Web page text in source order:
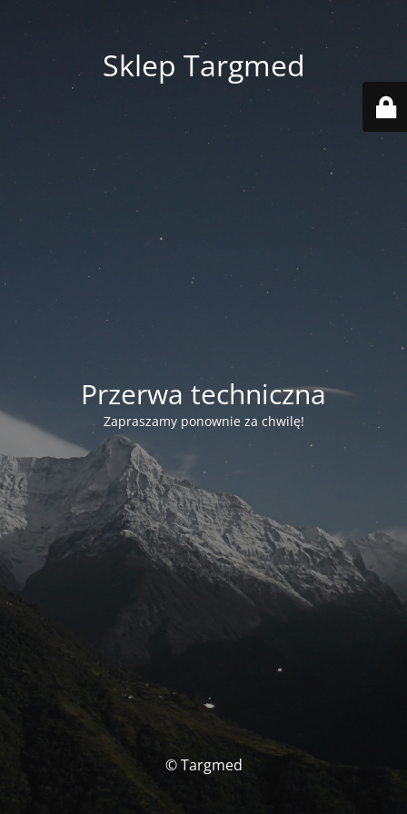
Sklep Targmed
Przerwa techniczna
Zapraszamy ponownie za chwilę!
© Targmed